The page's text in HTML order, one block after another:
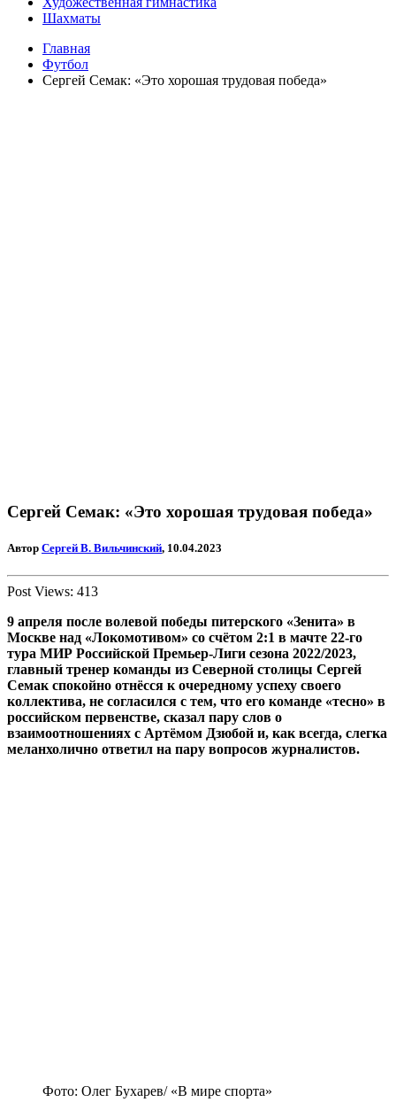
Шахматы
Главная
Футбол
Сергей Семак: «Это хорошая трудовая победа»
Сергей Семак: «Это хорошая трудовая победа»
Автор Сергей В. Вильчинский, 10.04.2023
Post Views: 413
9 апреля после волевой победы питерского «Зенита» в
Москве над «Локомотивом» со счётом 2:1 в мачте 22-го
тура МИР Российской Премьер-Лиги сезона 2022/2023,
главный тренер команды из Северной столицы Сергей
Семак спокойно отнёсся к очередному успеху своего
коллектива, не согласился с тем, что его команде «тесно» в
российском первенстве, сказал пару слов о
взаимоотношениях с Артёмом Дзюбой и, как всегда, слегка
меланхолично ответил на пару вопросов журналистов.
Фото: Олег Бухарев/ «В мире спорта»